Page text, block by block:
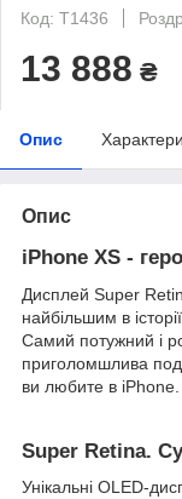
Код: T1436
13 888 ₴
Опис
Опис
iPhone XS -
Дисплей Super
найбільшим в
Самий потужний і
приголомшлива
ви любите в iPhone.
Super Retina.
Унікальні